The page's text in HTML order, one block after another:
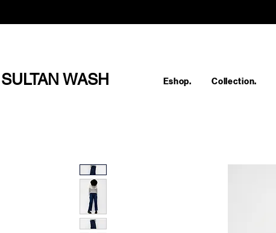
SULTAN WASH Eshop. Collection.